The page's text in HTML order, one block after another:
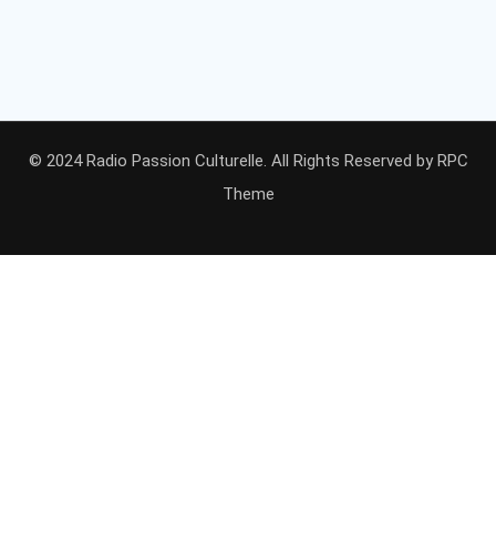
© 2024 Radio Passion Culturelle. All Rights Reserved byRPC
Theme